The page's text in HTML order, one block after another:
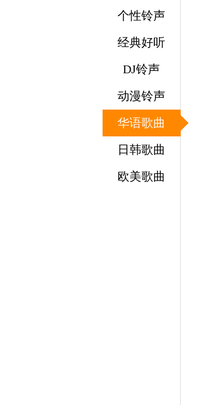
个性铃声
经典好听
DJ铃声
动漫铃声
华语歌曲
日韩歌曲
欧美歌曲